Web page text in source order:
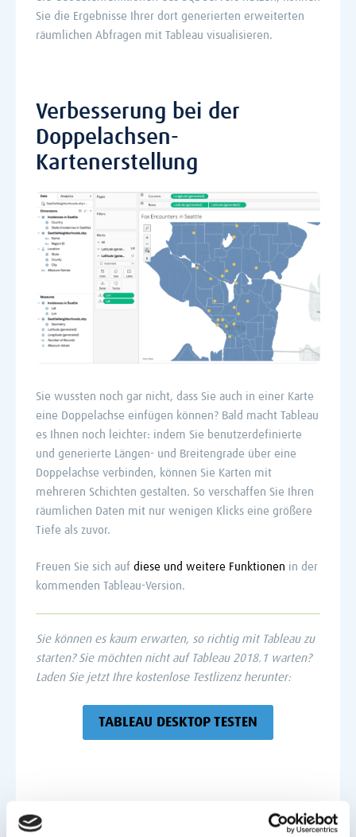
Sie die Ergebnisse Ihrer dort generierten erweiterten
räumlichen Abfragen mit Tableau visualisieren.
Verbesserung bei der
Doppelachsen-
Kartenerstellung
Sie wussten noch gar nicht, dass Sie auch in einer Karte
eine Doppelachse einfügen können? Bald macht Tableau
es Ihnen noch leichter: indem Sie benutzerdefinierte
und generierte Längen- und Breitengrade über eine
Doppelachse verbinden, können Sie Karten mit
mehreren Schichten gestalten. So verschaffen Sie Ihren
räumlichen Daten mit nur wenigen Klicks eine größere
Tiefe als zuvor.
Freuen Sie sich auf diese und weitere Funktionen in der
kommenden Tableau-Version.
Sie können es kaum erwarten, so richtig mit Tableau zu
starten? Sie möchten nicht auf Tableau 2018.1 warten?
Laden Sie jetzt Ihre kostenlose Testlizenz herunter:
TABLEAU DESKTOP TESTEN